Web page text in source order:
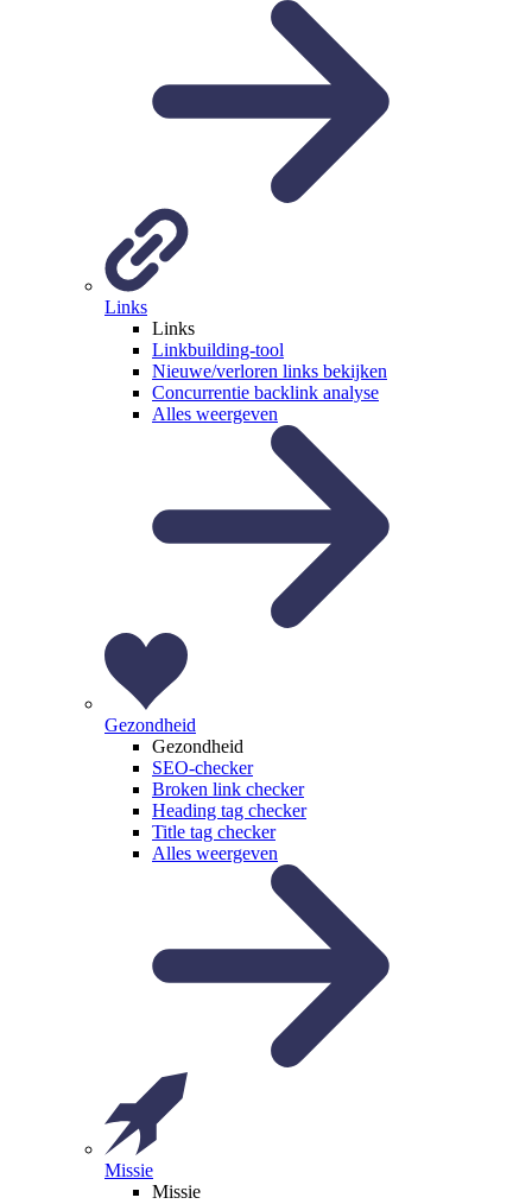
Links
Links
Linkbuilding-tool
Nieuwe/verloren links bekijken
Concurrentie backlink analyse
Alles weergeven
Gezondheid
Gezondheid
SEO-checker
Broken link checker
Heading tag checker
Title tag checker
Alles weergeven
Missie
Missie